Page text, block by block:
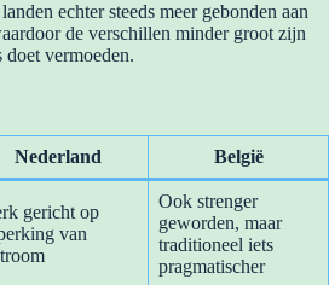
echter steeds meer gebonden aan
de verschillen minder groot zijn
doet vermoeden.
Nederland België
gericht op
van
Ook strenger
geworden, maar
traditioneel iets
pragmatischer